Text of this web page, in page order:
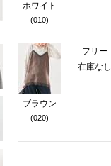
ホワイト
(010)
ブラウン
(020)
フリー
在庫なし